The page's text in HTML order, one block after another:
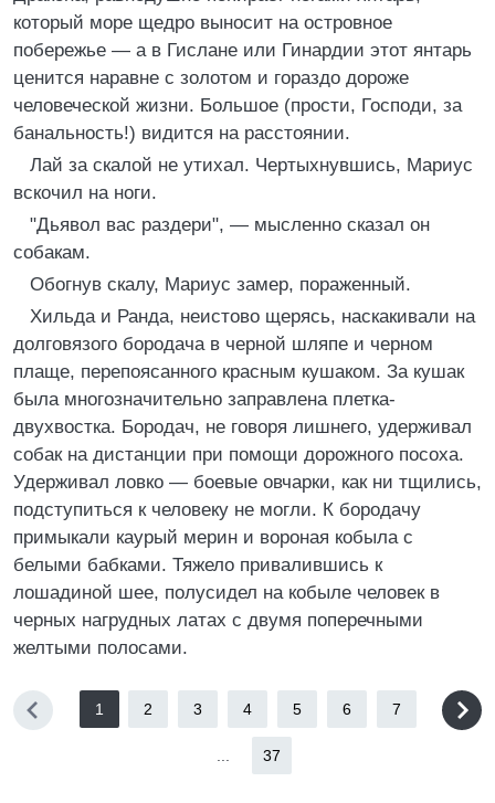
который море щедро выносит на островное
побережье — а в Гислане или Гинардии этот янтарь
ценится наравне с золотом и гораздо дороже
человеческой жизни. Большое (прости, Господи, за
банальность!) видится на расстоянии.
Лай за скалой не утихал. Чертыхнувшись, Мариус
вскочил на ноги.
"Дьявол вас раздери", — мысленно сказал он
собакам.
Обогнув скалу, Мариус замер, пораженный.
Хильда и Ранда, неистово щерясь, наскакивали на
долговязого бородача в черной шляпе и черном
плаще, перепоясанного красным кушаком. За кушак
была многозначительно заправлена плетка-
двухвостка. Бородач, не говоря лишнего, удерживал
собак на дистанции при помощи дорожного посоха.
Удерживал ловко — боевые овчарки, как ни тщились,
подступиться к человеку не могли. К бородачу
примыкали каурый мерин и вороная кобыла с
белыми бабками. Тяжело привалившись к
лошадиной шее, полусидел на кобыле человек в
черных нагрудных латах с двумя поперечными
желтыми полосами.
1 2 3 4 5 6 7
37